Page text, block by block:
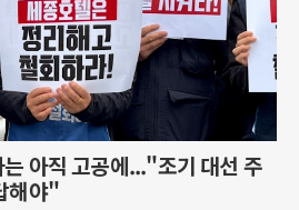
아직 고공에..."조기 대선 주
해야"